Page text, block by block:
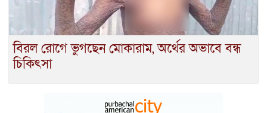
বিরল রোগে ভুগছেন মোকারাম, অর্থের অভাবে বন্ধ
চিকিৎসা